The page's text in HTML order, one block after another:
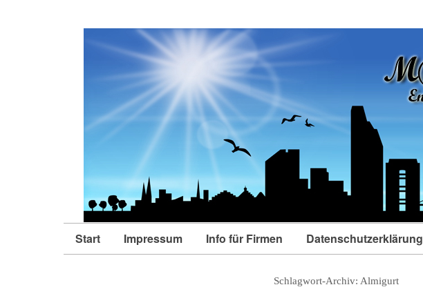
Start Impressum Info für Firmen Datenschutzerklärung
Schlagwort-Archiv: Almigurt